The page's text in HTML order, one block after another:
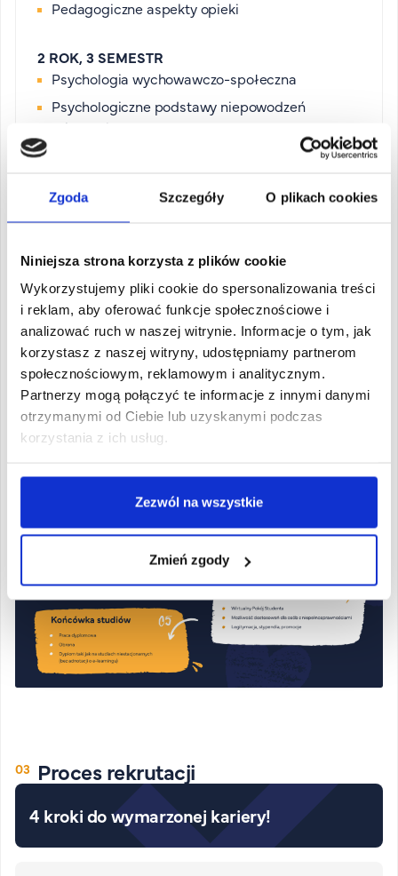
Zgoda Szczegóły O plikach cookies
Niniejsza strona korzysta z plików cookie
Wykorzystujemy pliki cookie do spersonalizowania treści
i reklam, aby oferować funkcje społecznościowe i
analizować ruch w naszej witrynie. Informacje o tym, jak
korzystasz z naszej witryny, udostępniamy partnerom
społecznościowym, reklamowym i analitycznym.
Partnerzy mogą połączyć te informacje z innymi danymi
otrzymanymi od Ciebie lub uzyskanymi podczas
korzystania z ich usług.
Zezwól na wszystkie
Zmień zgody
Pedagogiczne aspekty opieki
2 ROK, 3 SEMESTR
Psychologia wychowawczo-społeczna
Psychologiczne podstawy niepowodzeń
szkolnych
Psychologia kliniczna dzieci i młodzieży
2 ROK, 4 SEMESTR
Pedagogika ulicy
Podstawy pedagogiki resocjalizacyjnej
Podstawy pracy pedagoga szkolnego
Metody pracy socjalnej
Organizacja studiów
Proces rekrutacji
4 kroki do wymarzonej kariery!